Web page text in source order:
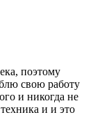
поэтому
свою работу
и никогда не
и и это